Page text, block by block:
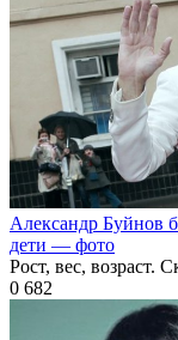
Александр Буйнов
дети — фото
Рост, вес, возраст.
0 682